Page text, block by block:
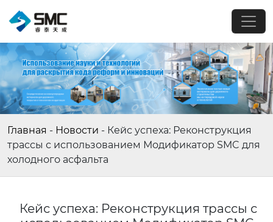
Главная - Новости - Кейс успеха: Реконструкция
трассы с использованием Модификатор SMC для
холодного асфальта
Кейс успеха: Реконструкция трассы с